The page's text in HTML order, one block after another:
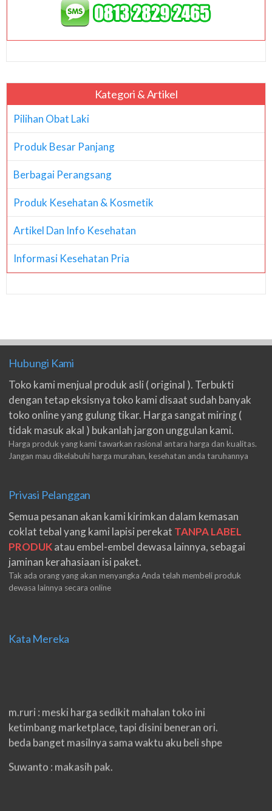
Kategori & Artikel
Pilihan Obat Laki
Produk Besar Panjang
Berbagai Perangsang
Produk Kesehatan & Kosmetik
Artikel Dan Info Kesehatan
Informasi Kesehatan Pria
Hubungi Kami
Toko kami menjual produk asli ( original ). Terbukti
dengan tetap eksisnya toko kami disaat sudah banyak
toko online yang gulung tikar. Harga sangat miring (
tidak masuk akal ) bukanlah jargon unggulan kami.
Harga produk yang kami tawarkan rasional antara harga dan kualitas.
Jangan mau dikelabuhi harga murahan, kesehatan anda taruhannya
Privasi Pelanggan
Semua pesanan akan kami kirimkan dalam kemasan
coklat tebal yang kami lapisi perekat TANPA LABEL
PRODUKatau embel-embel dewasa lainnya, sebagai
jaminan kerahasiaan isi paket.
Tak ada orang yang akan menyangka Anda telah membeli produk
dewasa lainnya secara online
Kata Mereka
m.ruri : meski harga sedikit mahalan toko ini
ketimbang marketplace, tapi disini beneran ori.
beda banget masilnya sama waktu aku beli shpe
Suwanto : makasih pak.